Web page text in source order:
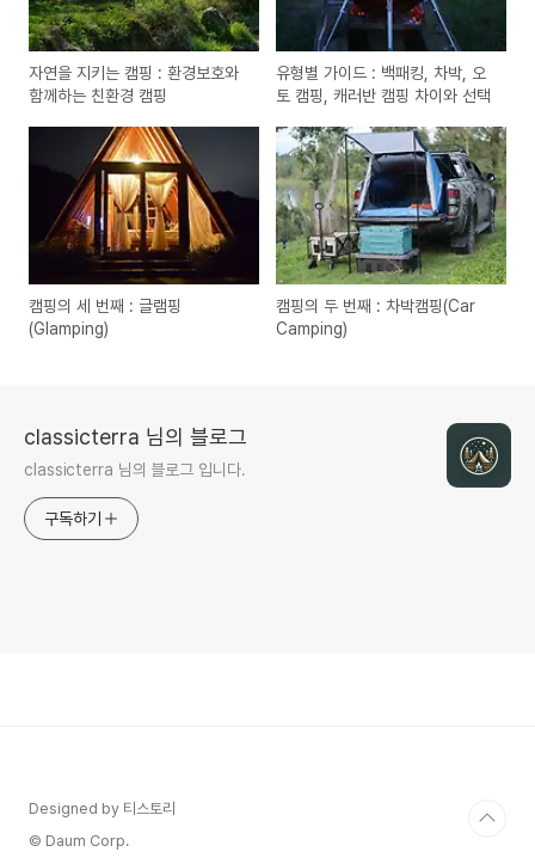
자연을 지키는 캠핑 : 환경보호와
함께하는 친환경 캠핑
유형별 가이드 : 백패킹, 차박, 오
토 캠핑, 캐러반 캠핑 차이와 선택
캠핑의 세 번째 : 글램핑
(Glamping)
캠핑의 두 번째 : 차박캠핑(Car
Camping)
classicterra 님의 블로그
classicterra 님의 블로그 입니다.
구독하기
Designed by 티스토리
© Daum Corp.